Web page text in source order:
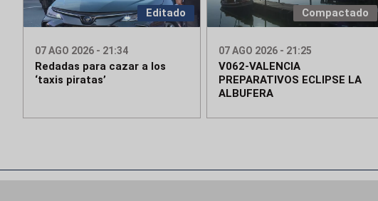
Editado
07 AGO 2026 - 21:34
Redadas para cazar a los
‘taxis piratas’
Compactado
07 AGO 2026 - 21:25
V062-VALENCIA
PREPARATIVOS ECLIPSE LA
ALBUFERA